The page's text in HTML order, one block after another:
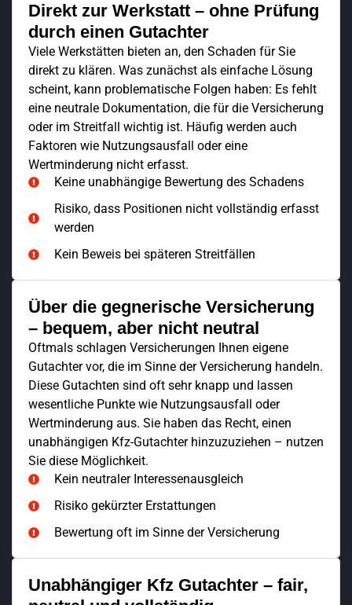
Direkt zur Werkstatt – ohne Prüfung
durch einen Gutachter
Viele Werkstätten bieten an, den Schaden für Sie
direkt zu klären. Was zunächst als einfache Lösung
scheint, kann problematische Folgen haben: Es fehlt
eine neutrale Dokumentation, die für die Versicherung
oder im Streitfall wichtig ist. Häufig werden auch
Faktoren wie Nutzungsausfall oder eine
Wertminderung nicht erfasst.
Keine unabhängige Bewertung des Schadens
Risiko, dass Positionen nicht vollständig erfasst
werden
Kein Beweis bei späteren Streitfällen
Über die gegnerische Versicherung
– bequem, aber nicht neutral
Oftmals schlagen Versicherungen Ihnen eigene
Gutachter vor, die im Sinne der Versicherung handeln.
Diese Gutachten sind oft sehr knapp und lassen
wesentliche Punkte wie Nutzungsausfall oder
Wertminderung aus. Sie haben das Recht, einen
unabhängigen Kfz-Gutachter hinzuzuziehen – nutzen
Sie diese Möglichkeit.
Kein neutraler Interessenausgleich
Risiko gekürzter Erstattungen
Bewertung oft im Sinne der Versicherung
Unabhängiger Kfz Gutachter – fair,